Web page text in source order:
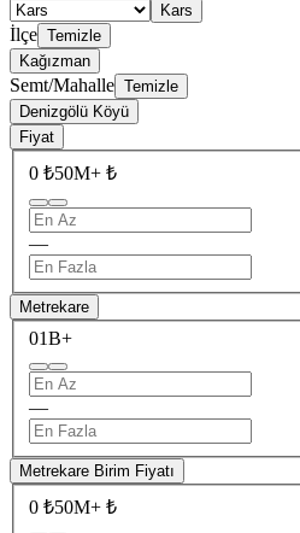
Kars
İlçe Temizle
Kağızman
Semt/Mahalle Temizle
Denizgölü Köyü
Fiyat
0 ₺50M+ ₺
—
Metrekare
01B+
—
Metrekare Birim Fiyatı
0 ₺50M+ ₺